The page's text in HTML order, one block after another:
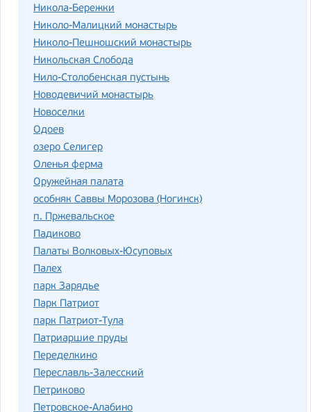
Никола-Бережки
Николо-Малицкий монастырь
Николо-Пешношский монастырь
Никольская Слобода
Нило-Столобенская пустынь
Новодевичий монастырь
Новоселки
Одоев
озеро Селигер
Оленья ферма
Оружейная палата
особняк Саввы Морозова (Ногинск)
п. Пржевальское
Падиково
Палаты Волковых-Юсуповых
Палех
парк Зарядье
Парк Патриот
парк Патриот-Тула
Патриаршие пруды
Переделкино
Переславль-Залесский
Петриково
Петровское-Алабино